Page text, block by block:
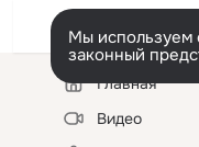
Мы используем
законный
Левая
колонкаГлавная
Видео